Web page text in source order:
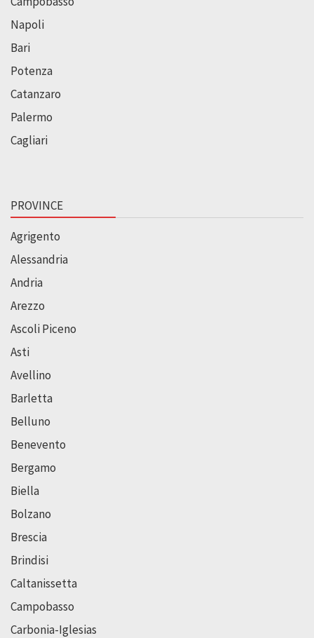
Napoli
Bari
Potenza
Catanzaro
Palermo
Cagliari
PROVINCE
Agrigento
Alessandria
Andria
Arezzo
Ascoli Piceno
Asti
Avellino
Barletta
Belluno
Benevento
Bergamo
Biella
Bolzano
Brescia
Brindisi
Caltanissetta
Campobasso
Carbonia-Iglesias